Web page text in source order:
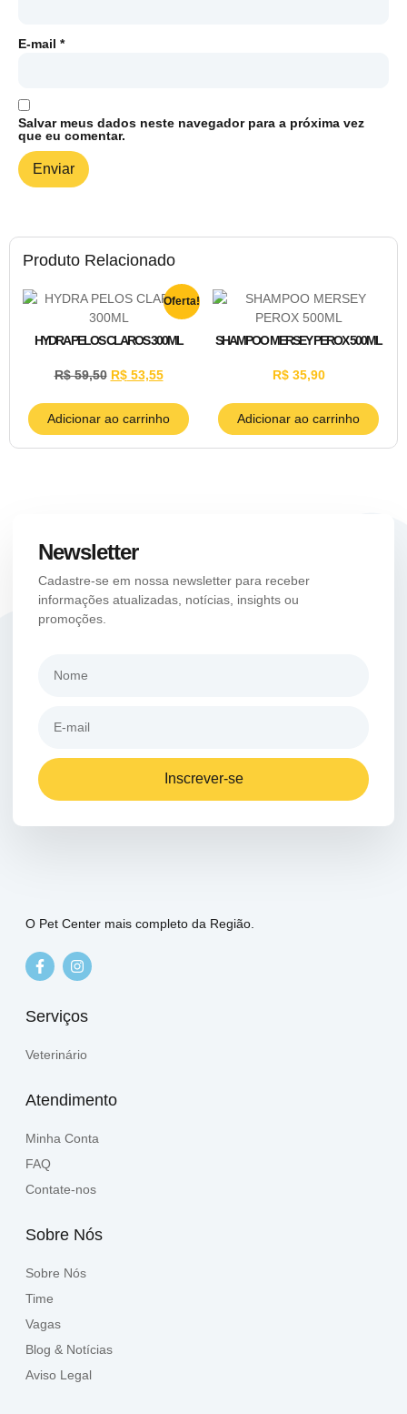
Produto Relacionado
Oferta!
HYDRA PELOS CLAROS 300ML
R$59,50 R$53,55
Adicionar ao carrinho
SHAMPOO MERSEY PEROX 500ML
R$35,90
Adicionar ao carrinho
E-mail *
Salvar meus dados neste navegador para a próxima vez
que eu comentar.
Newsletter
Cadastre-se em nossa newsletter para receber
informações atualizadas, notícias, insights ou
promoções.
Inscrever-se
O Pet Center mais completo da Região.
Serviços
Veterinário
Atendimento
Minha Conta
FAQ
Contate-nos
Sobre Nós
Sobre Nós
Time
Vagas
Blog & Notícias
Aviso Legal